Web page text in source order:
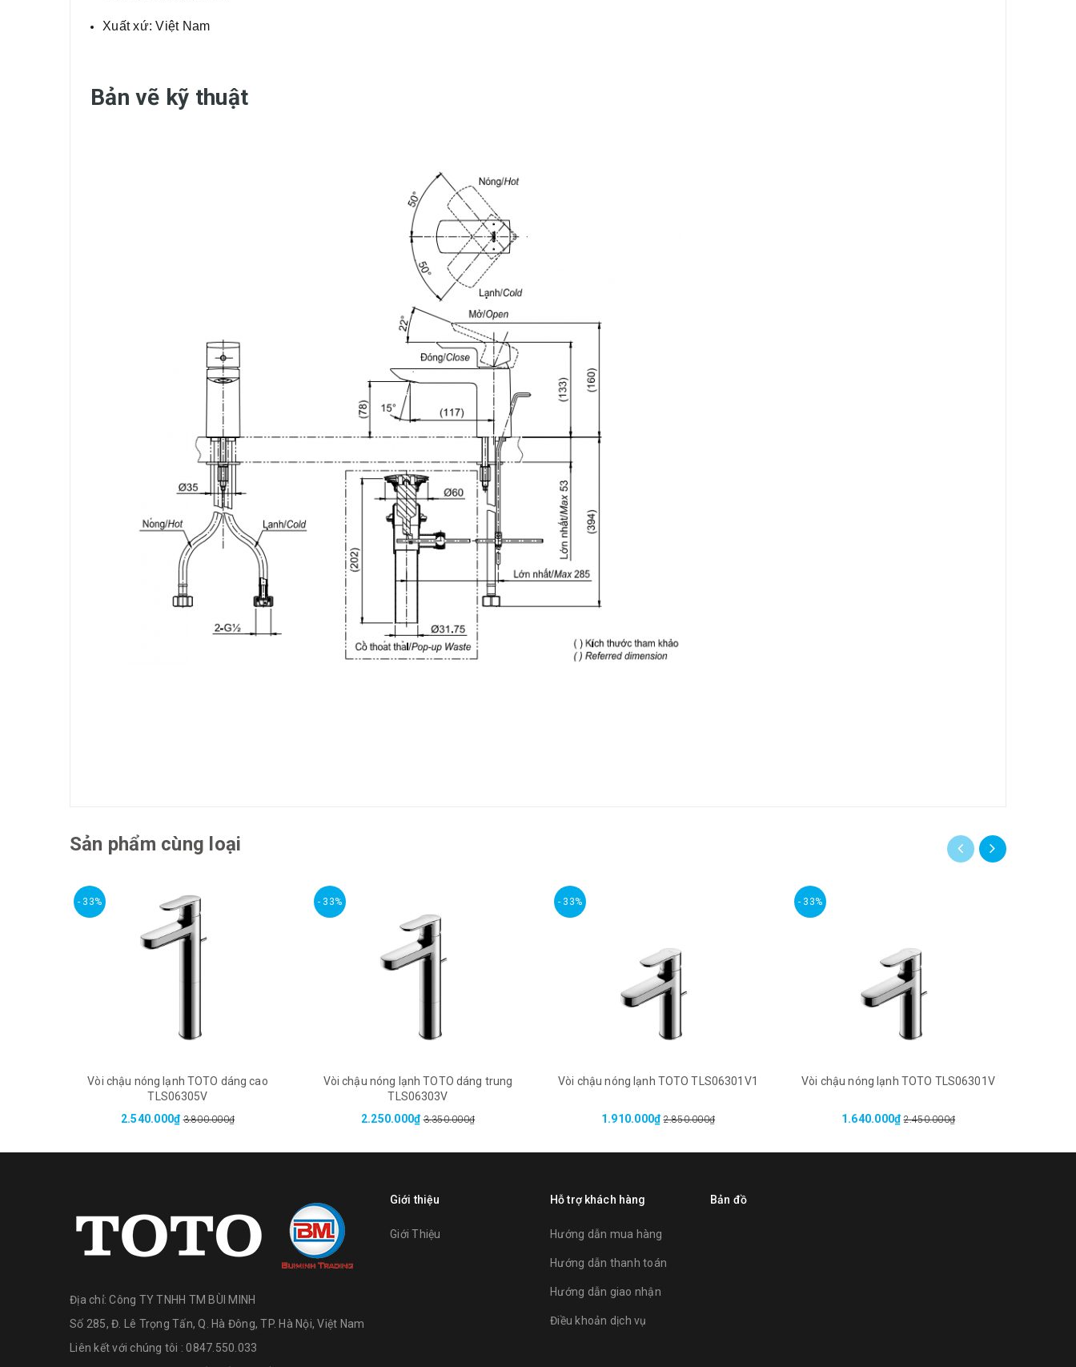
Xuất xứ: Việt Nam
Bản vẽ kỹ thuật
Sản phẩm cùng loại
- 33%
Vòi chậu nóng lạnh TOTO dáng cao
TLS06305V
2.540.000₫ 3.800.000₫
- 33%
Vòi chậu nóng lạnh TOTO dáng trung
TLS06303V
2.250.000₫ 3.350.000₫
- 33%
Vòi chậu nóng lạnh TOTO TLS06301V1
1.910.000₫ 2.850.000₫
- 33%
Vòi chậu nóng lạnh TOTO TLS06301V
1.640.000₫ 2.450.000₫
Địa chỉ:Công TY TNHH TM BÙI MINH
Số 285, Đ. Lê Trọng Tấn, Q. Hà Đông, TP. Hà Nội, Việt Nam
Liên kết với chúng tôi : 0847.550.033
Giới thiệu
Giới Thiệu
Hỗ trợ khách hàng
Hướng dẫn mua hàng
Hướng dẫn thanh toán
Hướng dẫn giao nhận
Điều khoản dịch vụ
Bản đồ